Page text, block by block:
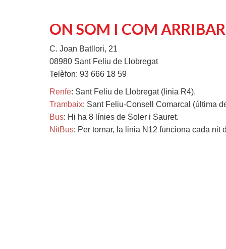
ON SOM I COM
C. Joan Batllori, 21
08980 Sant Feliu de Llobregat
Telèfon: 93 666 18 59
Renfe: Sant Feliu de Llobregat (linia R4).
Trambaix: Sant Feliu-Consell Comarcal (última
Bus: Hi ha 8 línies de Soler i Sauret.
NitBus: Per tornar, la linia N12 funciona cada nit